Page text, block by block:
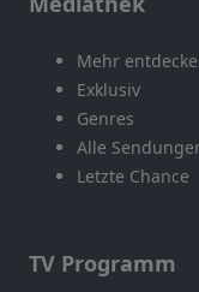
Mehr
Exklusiv
Genres
Alle
Letzte Chance
TV Programm